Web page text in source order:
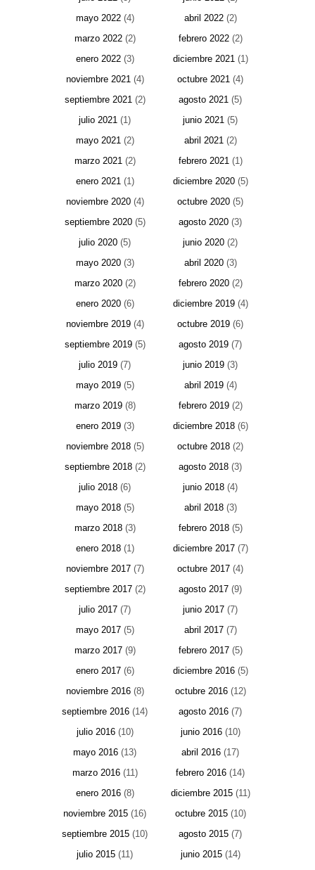
mayo 2022(4) abril 2022(2)
marzo 2022(2) febrero 2022(2)
enero 2022(3) diciembre 2021(1)
noviembre 2021(4) octubre 2021 (4)
septiembre 2021(2) agosto 2021 (5)
julio 2021 (1) junio 2021 (5)
mayo 2021(2) abril 2021(2)
marzo 2021(2) febrero 2021(1)
enero 2021(1) diciembre 2020(5)
noviembre 2020(4) octubre 2020 (5)
septiembre 2020(5) agosto 2020 (3)
julio 2020 (5) junio 2020 (2)
mayo 2020(3) abril 2020(3)
marzo 2020(2) febrero 2020(2)
enero 2020(6) diciembre 2019(4)
noviembre 2019(4) octubre 2019 (6)
septiembre 2019(5) agosto 2019 (7)
julio 2019 (7) junio 2019 (3)
mayo 2019(5) abril 2019(4)
marzo 2019(8) febrero 2019(2)
enero 2019(3) diciembre 2018(6)
noviembre 2018(5) octubre 2018 (2)
septiembre 2018(2) agosto 2018 (3)
julio 2018 (6) junio 2018 (4)
mayo 2018(5) abril 2018(3)
marzo 2018(3) febrero 2018(5)
enero 2018(1) diciembre 2017(7)
noviembre 2017(7) octubre 2017 (4)
septiembre 2017(2) agosto 2017 (9)
julio 2017 (7) junio 2017 (7)
mayo 2017(5) abril 2017(7)
marzo 2017(9) febrero 2017(5)
enero 2017(6) diciembre 2016(5)
noviembre 2016(8) octubre 2016(12)
septiembre 2016 (14) agosto 2016 (7)
julio 2016(10) junio 2016(10)
mayo 2016 (13) abril 2016 (17)
marzo 2016(11) febrero 2016 (14)
enero 2016(8) diciembre 2015(11)
noviembre 2015 (16) octubre 2015(10)
septiembre 2015 (10) agosto 2015 (7)
julio 2015 (11) junio 2015(14)